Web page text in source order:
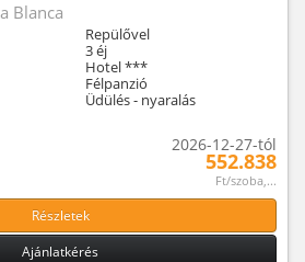
Blanca
Repülővel
3 éj
Hotel ***
Félpanzió
Üdülés - nyaralás
2026-12-27-tól
552.838
Ft/szoba,...
Részletek
Ajánlatkérés